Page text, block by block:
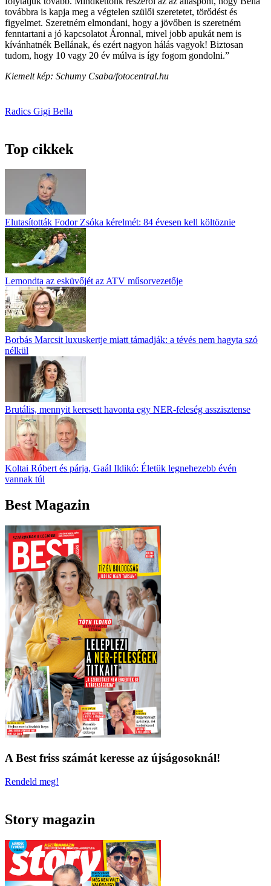
továbbra is kapja meg a végtelen szülői szeretetet, törődést és
figyelmet. Szeretném elmondani, hogy a jövőben is szeretném
fenntartani a jó kapcsolatot Áronnal, mivel jobb apukát nem is
kívánhatnék Bellának, és ezért nagyon hálás vagyok! Biztosan
tudom, hogy 10 vagy 20 év múlva is így fogom gondolni.”
Kiemelt kép: Schumy Csaba/fotocentral.hu
Radics Gigi Bella
Top cikkek
Elutasították Fodor Zsóka kérelmét: 84 évesen kell költöznie
Lemondta az esküvőjét az ATV műsorvezetője
Borbás Marcsit luxuskertje miatt támadják: a tévés nem hagyta szó
nélkül
Brutális, mennyit keresett havonta egy NER-feleség asszisztense
Koltai Róbert és párja, Gaál Ildikó: Életük legnehezebb évén
vannak túl
Best Magazin
A Best friss számát keresse az újságosoknál!
Rendeld meg!
Story magazin